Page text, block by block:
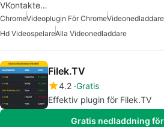
VKontakte…
ChromeVideoplugin För ChromeVideonedladdare
Hd VideospelareAlla Videonedladdare
Filek.TV
4.2 Gratis
Effektiv plugin för Filek.TV
Gratis nedladdning